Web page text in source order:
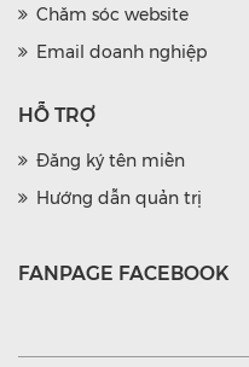
Chăm sóc website
Email doanh nghiệp
HỖ TRỢ
Đăng ký tên miền
Hướng dẫn quản trị
FANPAGE FACEBOOK